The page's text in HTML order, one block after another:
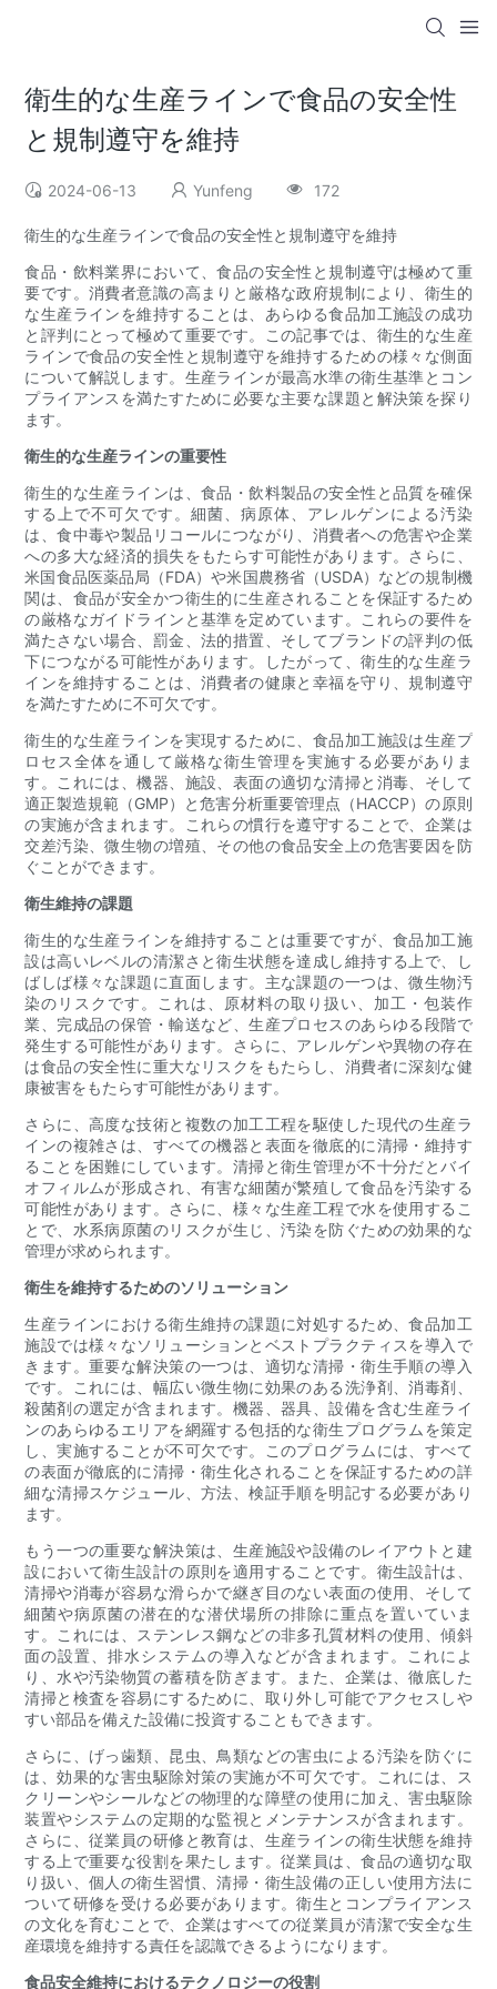
衛生的な生産ラインで食品の安全性
と規制遵守を維持
2024-06-13 Yunfeng 172
衛生的な生産ラインで食品の安全性と規制遵守を維持
食品・飲料業界において、食品の安全性と規制遵守は極めて重
要です。消費者意識の高まりと厳格な政府規制により、衛生的
な生産ラインを維持することは、あらゆる食品加工施設の成功
と評判にとって極めて重要です。この記事では、衛生的な生産
ラインで食品の安全性と規制遵守を維持するための様々な側面
について解説します。生産ラインが最高水準の衛生基準とコン
プライアンスを満たすために必要な主要な課題と解決策を探り
ます。
衛生的な生産ラインの重要性
衛生的な生産ラインは、食品・飲料製品の安全性と品質を確保
する上で不可欠です。細菌、病原体、アレルゲンによる汚染
は、食中毒や製品リコールにつながり、消費者への危害や企業
への多大な経済的損失をもたらす可能性があります。さらに、
米国食品医薬品局（FDA）や米国農務省（USDA）などの規制機
関は、食品が安全かつ衛生的に生産されることを保証するため
の厳格なガイドラインと基準を定めています。これらの要件を
満たさない場合、罰金、法的措置、そしてブランドの評判の低
下につながる可能性があります。したがって、衛生的な生産ラ
インを維持することは、消費者の健康と幸福を守り、規制遵守
を満たすために不可欠です。
衛生的な生産ラインを実現するために、食品加工施設は生産プ
ロセス全体を通して厳格な衛生管理を実施する必要がありま
す。これには、機器、施設、表面の適切な清掃と消毒、そして
適正製造規範（GMP）と危害分析重要管理点（HACCP）の原則
の実施が含まれます。これらの慣行を遵守することで、企業は
交差汚染、微生物の増殖、その他の食品安全上の危害要因を防
ぐことができます。
衛生維持の課題
衛生的な生産ラインを維持することは重要ですが、食品加工施
設は高いレベルの清潔さと衛生状態を達成し維持する上で、し
ばしば様々な課題に直面します。主な課題の一つは、微生物汚
染のリスクです。これは、原材料の取り扱い、加工・包装作
業、完成品の保管・輸送など、生産プロセスのあらゆる段階で
発生する可能性があります。さらに、アレルゲンや異物の存在
は食品の安全性に重大なリスクをもたらし、消費者に深刻な健
康被害をもたらす可能性があります。
さらに、高度な技術と複数の加工工程を駆使した現代の生産ラ
インの複雑さは、すべての機器と表面を徹底的に清掃・維持す
ることを困難にしています。清掃と衛生管理が不十分だとバイ
オフィルムが形成され、有害な細菌が繁殖して食品を汚染する
可能性があります。さらに、様々な生産工程で水を使用するこ
とで、水系病原菌のリスクが生じ、汚染を防ぐための効果的な
管理が求められます。
衛生を維持するためのソリューション
生産ラインにおける衛生維持の課題に対処するため、食品加工
施設では様々なソリューションとベストプラクティスを導入で
きます。重要な解決策の一つは、適切な清掃・衛生手順の導入
です。これには、幅広い微生物に効果のある洗浄剤、消毒剤、
殺菌剤の選定が含まれます。機器、器具、設備を含む生産ライ
ンのあらゆるエリアを網羅する包括的な衛生プログラムを策定
し、実施することが不可欠です。このプログラムには、すべて
の表面が徹底的に清掃・衛生化されることを保証するための詳
細な清掃スケジュール、方法、検証手順を明記する必要があり
ます。
もう一つの重要な解決策は、生産施設や設備のレイアウトと建
設において衛生設計の原則を適用することです。衛生設計は、
清掃や消毒が容易な滑らかで継ぎ目のない表面の使用、そして
細菌や病原菌の潜在的な潜伏場所の排除に重点を置いていま
す。これには、ステンレス鋼などの非多孔質材料の使用、傾斜
面の設置、排水システムの導入などが含まれます。これによ
り、水や汚染物質の蓄積を防ぎます。また、企業は、徹底した
清掃と検査を容易にするために、取り外し可能でアクセスしや
すい部品を備えた設備に投資することもできます。
さらに、げっ歯類、昆虫、鳥類などの害虫による汚染を防ぐに
は、効果的な害虫駆除対策の実施が不可欠です。これには、ス
クリーンやシールなどの物理的な障壁の使用に加え、害虫駆除
装置やシステムの定期的な監視とメンテナンスが含まれます。
さらに、従業員の研修と教育は、生産ラインの衛生状態を維持
する上で重要な役割を果たします。従業員は、食品の適切な取
り扱い、個人の衛生習慣、清掃・衛生設備の正しい使用方法に
ついて研修を受ける必要があります。衛生とコンプライアンス
の文化を育むことで、企業はすべての従業員が清潔で安全な生
産環境を維持する責任を認識できるようになります。
食品安全維持におけるテクノロジーの役割